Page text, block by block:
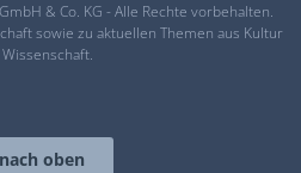
& Co. KG - Alle Rechte vorbehalten.
sowie zu aktuellen Themen aus Kultur
nach oben